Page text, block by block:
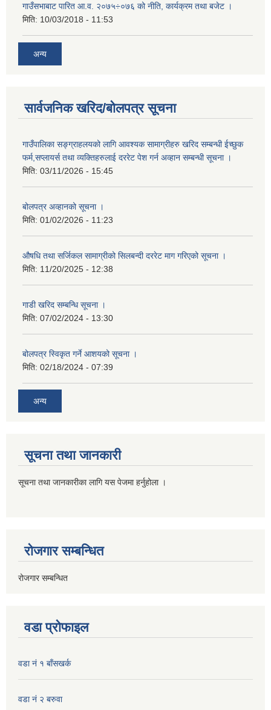
गाउँसभाबाट पारित आ.व. २०७५÷०७६ को नीति, कार्यक्रम तथा बजेट ।
मिति: 10/03/2018 - 11:53
अन्य
सार्वजनिक खरिद/बोलपत्र सूचना
गाउँपालिका सङ्ग्राहलयको लागि आवश्यक सामाग्रीहरु खरिद सम्बन्धी ईच्छुक
फर्म,सप्लायर्स तथा व्यक्तिहरुलाई दररेट पेश गर्न अव्हान सम्बन्धी सूचना ।
मिति: 03/11/2026 - 15:45
बोलपत्र अव्हानको सूचना ।
मिति: 01/02/2026 - 11:23
औषधि तथा सर्जिकल सामाग्रीको सिलबन्दी दररेट माग गरिएको सूचना ।
मिति: 11/20/2025 - 12:38
गाडी खरिद सम्बन्धि सूचना ।
मिति: 07/02/2024 - 13:30
बोलपत्र स्विकृत गर्ने आशयको सूचना ।
मिति: 02/18/2024 - 07:39
अन्य
सूचना तथा जानकारी
सूचना तथा जानकारीका लागि यस पेजमा हर्नुहोला ।
रोजगार सम्बन्धित
रोजगार सम्बन्धित
वडा प्रोफाइल
वडा नं १ बाँसखर्क
वडा नं २ बरुवा